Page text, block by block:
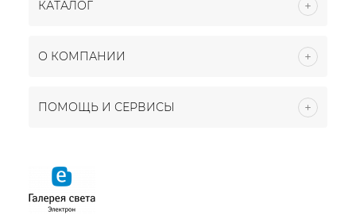
КАТАЛОГ
О КОМПАНИИ
ПОМОЩЬ И СЕРВИСЫ